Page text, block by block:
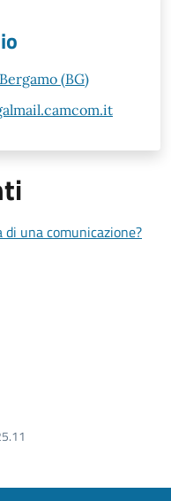
(BG)
una comunicazione?